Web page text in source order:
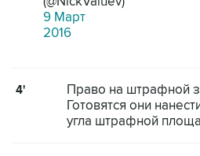
9 Март
2016
4'
Право на штрафной
Готовятся они
угла штрафной